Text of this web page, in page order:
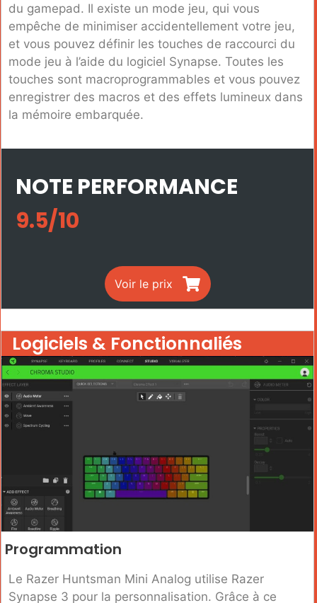
du gamepad. Il existe un mode jeu, qui vous
empêche de minimiser accidentellement votre jeu,
et vous pouvez définir les touches de raccourci du
mode jeu à l’aide du logiciel Synapse. Toutes les
touches sont macroprogrammables et vous pouvez
enregistrer des macros et des effets lumineux dans
la mémoire embarquée.
NOTE PERFORMANCE
9.5/10
Voir le prix
Logiciels & Fonctionnaliés
Programmation
Le Razer Huntsman Mini Analog utilise Razer
Synapse 3 pour la personnalisation. Grâce à ce